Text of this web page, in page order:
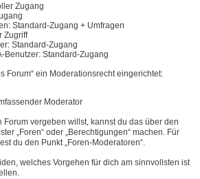
Zugang
Standard-Zugang + Umfragen
Zugriff
Standard-Zugang
Benutzer: Standard-Zugang
Forum“ ein Moderationsrecht eingerichtet:
Moderator
Forum vergeben willst, kannst du das über den
„Foren“ oder „Berechtigungen“ machen. Für
du den Punkt „Foren-Moderatoren“.
welches Vorgehen für dich am sinnvollsten ist